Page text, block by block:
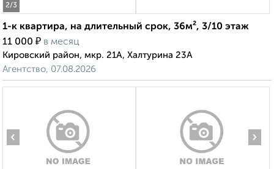
2/3
1-к квартира, на длительный срок, 36м², 3/10 этаж
11 000 ₽ в месяц
Кировский район, мкр. 21А, Халтурина 23А
Агентство, 07.08.2026
‹ ›